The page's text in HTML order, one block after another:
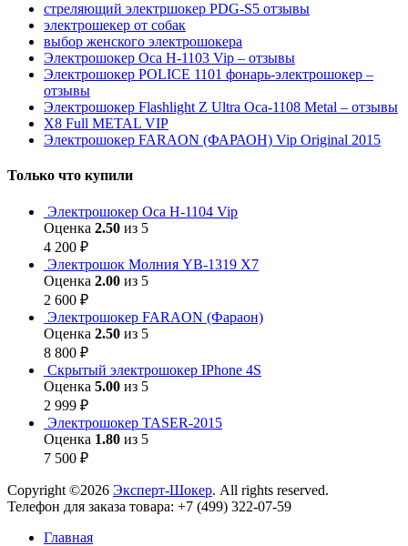
стреляющий электршокер PDG-S5 отзывы
электрошекер от собак
выбор женского электрошокера
Электрошокер Оса H-1103 Vip – отзывы
Электрошокер POLICE 1101 фонарь-электрошокер –
отзывы
Электрошокер Flashlight Z Ultra Оса-1108 Metal – отзывы
Х8 Full METAL VIP
Электрошокер FARAON (ФАРАОН) Vip Original 2015
Только что купили
Электрошокер Оса H-1104 Vip
Оценка 2.50 из 5
4 200 ₽
Электрошок Молния YB-1319 Х7
Оценка 2.00 из 5
2 600 ₽
Электрошокер FARAON (Фараон)
Оценка 2.50 из 5
8 800 ₽
Скрытый электрошокер IPhone 4S
Оценка 5.00 из 5
2 999 ₽
Электрошокер TASER-2015
Оценка 1.80 из 5
7 500 ₽
Copyright ©2026 Эксперт-Шокер. All rights reserved.
Телефон для заказа товара: +7 (499) 322-07-59
Главная